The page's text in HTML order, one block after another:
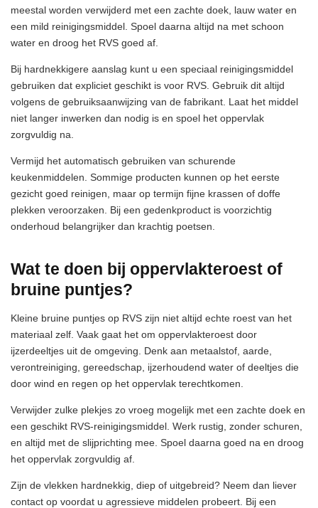
meestal worden verwijderd met een zachte doek, lauw water en
een mild reinigingsmiddel. Spoel daarna altijd na met schoon
water en droog het RVS goed af.
Bij hardnekkigere aanslag kunt u een speciaal reinigingsmiddel
gebruiken dat expliciet geschikt is voor RVS. Gebruik dit altijd
volgens de gebruiksaanwijzing van de fabrikant. Laat het middel
niet langer inwerken dan nodig is en spoel het oppervlak
zorgvuldig na.
Vermijd het automatisch gebruiken van schurende
keukenmiddelen. Sommige producten kunnen op het eerste
gezicht goed reinigen, maar op termijn fijne krassen of doffe
plekken veroorzaken. Bij een gedenkproduct is voorzichtig
onderhoud belangrijker dan krachtig poetsen.
Wat te doen bij oppervlakteroest of
bruine puntjes?
Kleine bruine puntjes op RVS zijn niet altijd echte roest van het
materiaal zelf. Vaak gaat het om oppervlakteroest door
ijzerdeeltjes uit de omgeving. Denk aan metaalstof, aarde,
verontreiniging, gereedschap, ijzerhoudend water of deeltjes die
door wind en regen op het oppervlak terechtkomen.
Verwijder zulke plekjes zo vroeg mogelijk met een zachte doek en
een geschikt RVS-reinigingsmiddel. Werk rustig, zonder schuren,
en altijd met de slijprichting mee. Spoel daarna goed na en droog
het oppervlak zorgvuldig af.
Zijn de vlekken hardnekkig, diep of uitgebreid? Neem dan liever
contact op voordat u agressieve middelen probeert. Bij een